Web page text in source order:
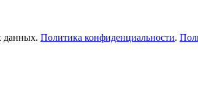
данных. Политика конфиденциальности.